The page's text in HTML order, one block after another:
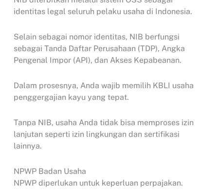
identitas legal seluruh pelaku usaha di Indonesia.
Selain sebagai nomor identitas, NIB berfungsi
sebagai Tanda Daftar Perusahaan (TDP), Angka
Pengenal Impor (API), dan Akses Kepabeanan.
Dalam prosesnya, Anda wajib memilih KBLI usaha
penggergajian kayu yang tepat.
Tanpa NIB, usaha Anda tidak bisa memproses izin
lanjutan seperti izin lingkungan dan sertifikasi
lainnya.
NPWP Badan Usaha
NPWP diperlukan untuk keperluan perpajakan.